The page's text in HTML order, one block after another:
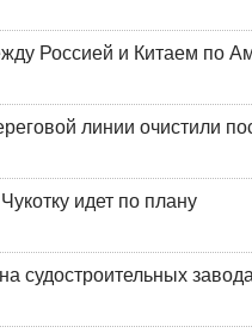
Россией и Китаем по
линии очистили
идет по плану